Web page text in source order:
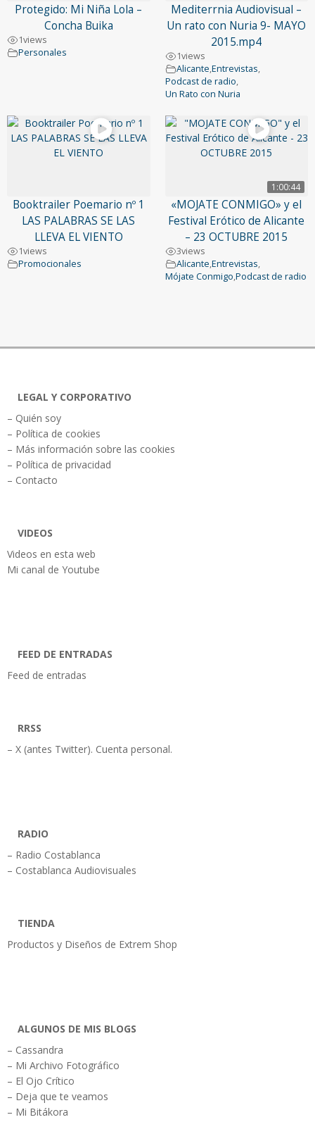
Protegido: Mi Niña Lola –
Concha Buika
1views
Personales
Mediterrnia Audiovisual –
Un rato con Nuria 9- MAYO
2015.mp4
1views
Alicante,Entrevistas,
Podcast de radio,
Un Rato con Nuria
Booktrailer Poemario nº 1
LAS PALABRAS SE LAS
LLEVA EL VIENTO
1views
Promocionales
1:00:44
«MOJATE CONMIGO» y el
Festival Erótico de Alicante
– 23 OCTUBRE 2015
3views
Alicante,Entrevistas,
Mójate Conmigo,Podcast de radio
LEGAL Y CORPORATIVO
– Quién soy
– Política de cookies
– Más información sobre las cookies
– Política de privacidad
– Contacto
VIDEOS
Videos en esta web
Mi canal de Youtube
FEED DE ENTRADAS
Feed de entradas
RRSS
– X (antes Twitter). Cuenta personal.
RADIO
– Radio Costablanca
– Costablanca Audiovisuales
TIENDA
Productos y Diseños de Extrem Shop
ALGUNOS DE MIS BLOGS
– Cassandra
– Mi Archivo Fotográfico
– El Ojo Crítico
– Deja que te veamos
– Mi Bitákora